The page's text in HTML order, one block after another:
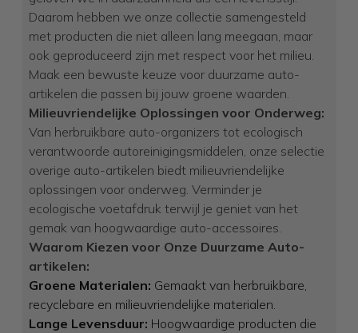
Daarom hebben we onze collectie samengesteld
met producten die niet alleen lang meegaan, maar
ook geproduceerd zijn met respect voor het milieu.
Maak een bewuste keuze voor duurzame auto-
artikelen die passen bij jouw groene waarden.
Milieuvriendelijke Oplossingen voor Onderweg:
Van herbruikbare auto-organizers tot ecologisch
verantwoorde autoreinigingsmiddelen, onze selectie
overige auto-artikelen biedt milieuvriendelijke
oplossingen voor onderweg. Verminder je
ecologische voetafdruk terwijl je geniet van het
gemak van hoogwaardige auto-accessoires.
Waarom Kiezen voor Onze Duurzame Auto-
artikelen:
Groene Materialen: Gemaakt van herbruikbare,
recyclebare en milieuvriendelijke materialen.
Lange Levensduur: Hoogwaardige producten die